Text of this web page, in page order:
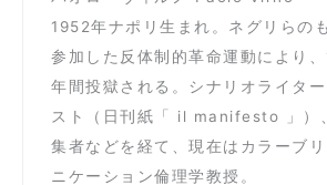
1952年ナポリ生まれ。ネグリらの
参加した反体制的革命運動により
年間投獄される。シナリオライタ
スト（日刊紙「 il manifesto 」）
集者などを経て、現在はカラーブリ
ニケーション倫理学教授。